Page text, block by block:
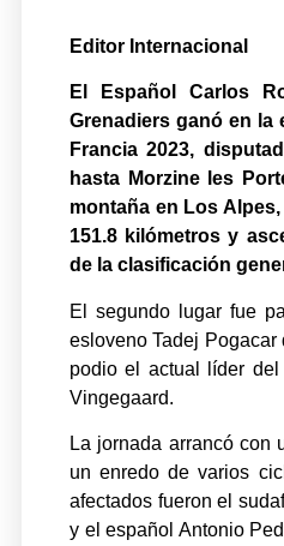
Editor Internacional
El Español Carlos
Grenadiers ganó en la
Francia 2023,
hasta Morzine les
montaña en Los
151.8 kilómetros y
de la clasificación
El segundo lugar fue
esloveno Tadej Pogacar
podio el actual líder
Vingegaard.
La jornada arrancó con
un enredo de varios
afectados fueron el
y el español Antonio